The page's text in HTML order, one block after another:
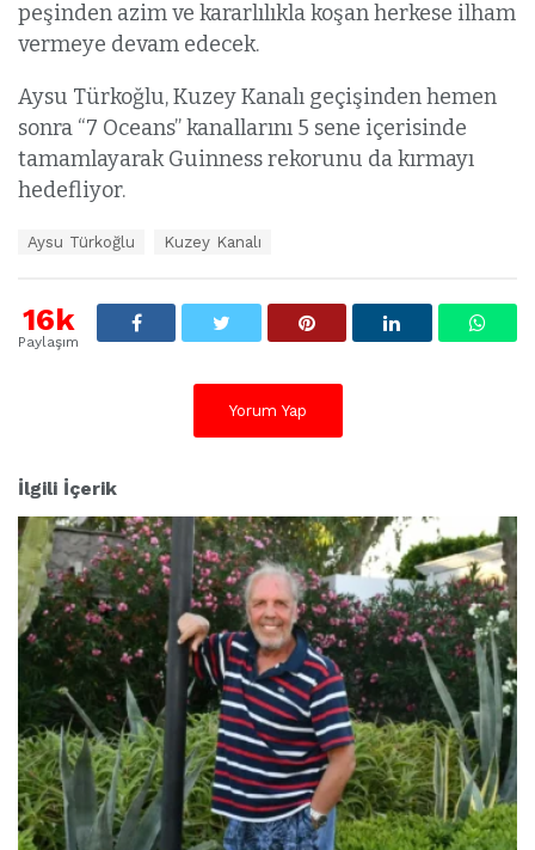
peşinden azim ve kararlılıkla koşan herkese ilham
vermeye devam edecek.
Aysu Türkoğlu, Kuzey Kanalı geçişinden hemen
sonra “7 Oceans” kanallarını 5 sene içerisinde
tamamlayarak Guinness rekorunu da kırmayı
hedefliyor.
t
Aysu Türkoğlu Kuzey Kanalı
16k
Paylaşım
Yorum Yap
İlgili İçerik